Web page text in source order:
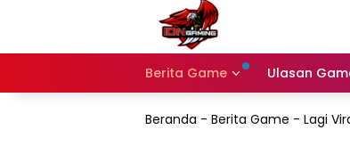
Berita Game Ulasan
Beranda - Berita Game - Lagi